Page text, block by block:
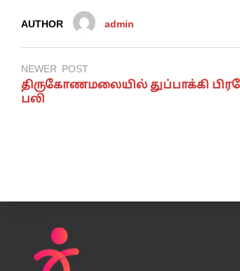
AUTHOR admin
NEWER POST
திருகோணமலையில் துப்பாக்கி
பலி